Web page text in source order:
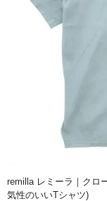
remilla レミーラ｜クロ
気性のいいTシャツ)